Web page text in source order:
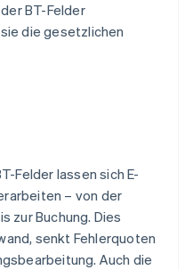
BT-Felder
die gesetzlichen
Felder lassen sich E-
– von der
zur Buchung. Dies
senkt Fehlerquoten
Auch die